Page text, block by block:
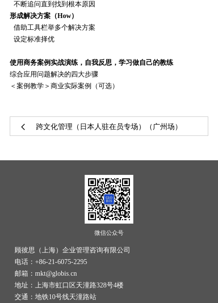
不断追问直到找到根本原因
形成解决方案（How）
借助工具栏举多个解决方案
设定标准择优
使用商务案例实战演练，自我反思，学习做自己的教练
综合应用问题解决的四大步骤
＜案例教学＞商业实际案例（可选）
跨文化管理（日本人驻在员专场）（广州场）
微信公众号
顾彼思（上海）企业管理咨询有限公司
电话：+86-21-6075-2295
邮箱：mkt@globis.cn
地址：上海市虹口区天潼路328号4楼
交通：地铁10号线天潼路站